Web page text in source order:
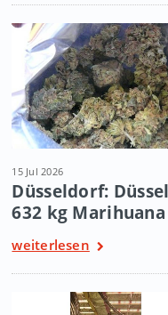
15 Jul 2026
Düsseldorf:
632 kg Marihuana
weiterlesen